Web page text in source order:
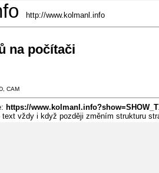
http://www.kolmanl.info
na počítači
CAM
https://
text vždy i když později změním strukturu